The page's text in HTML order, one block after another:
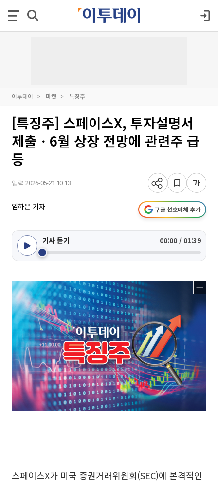
이투데이 마켓 특징주
[특징주] 스페이스X, 투자설명서
제출ㆍ6월 상장 전망에 관련주 급
등
입력 2026-05-21 10:13
임하은 기자 구글 선호매체 추가
기사 듣기 00:00 / 01:39
스페이스X가 미국 증권거래위원회(SEC)에 본격적인